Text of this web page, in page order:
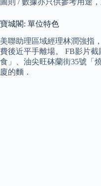
寶城閣: 單位特色
美聯助理區域經理林潤強指
費後近平手離場。 FB影片
食」、油尖旺砵蘭街35號「
廈的麵．